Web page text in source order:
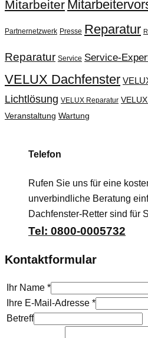
Mitarbeiter
Partnernetzwerk Presse Reparatur
Reparatur Service Service-
VELUX Dachfenster
Lichtlösung VELUX Reparatur
Veranstaltung Wartung
Telefon
Rufen Sie uns für eine
unverbindliche Beratung
Dachfenster-Retter sind für
Tel: 0800-0005732
Kontaktformular
Ihr Name *
Ihre E-Mail-Adresse *
Betreff